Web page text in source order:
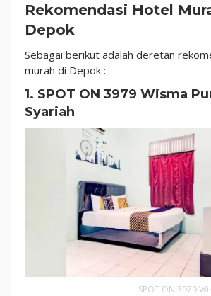
dan
Bersih
Rekomendasi Hotel
Depok
Sebagai berikut adalah deretan
murah di Depok :
1. SPOT ON 3979 Wisma
Syariah
SPOT ON 3979